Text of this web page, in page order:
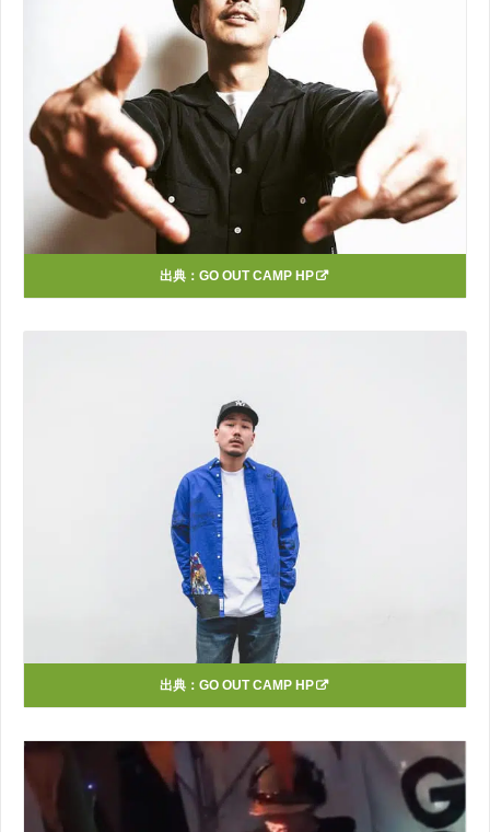
出典： GO OUT CAMP HP
出典： GO OUT CAMP HP